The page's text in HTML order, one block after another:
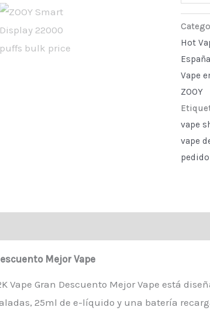
22K
Vape
Big
Hot
España
Vape
ZOOY
vape
vape
Mejor Vape
Vape Gran Descuento Mejor Vape está
25ml de e-líquido y una batería